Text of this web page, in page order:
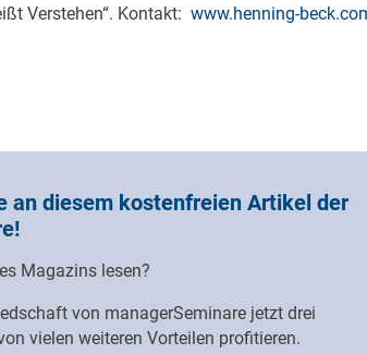
Verstehen“. Kontakt: www.henning-
an diesem kostenfreien Artikel der
Magazins lesen?
von managerSeminare jetzt drei
vielen weiteren Vorteilen profitieren.